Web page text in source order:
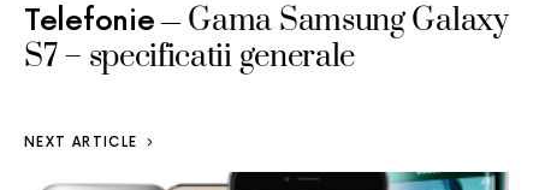
Telefonie
Gama Samsung Galaxy
S7 – specificatii generale
NEXT ARTICLE